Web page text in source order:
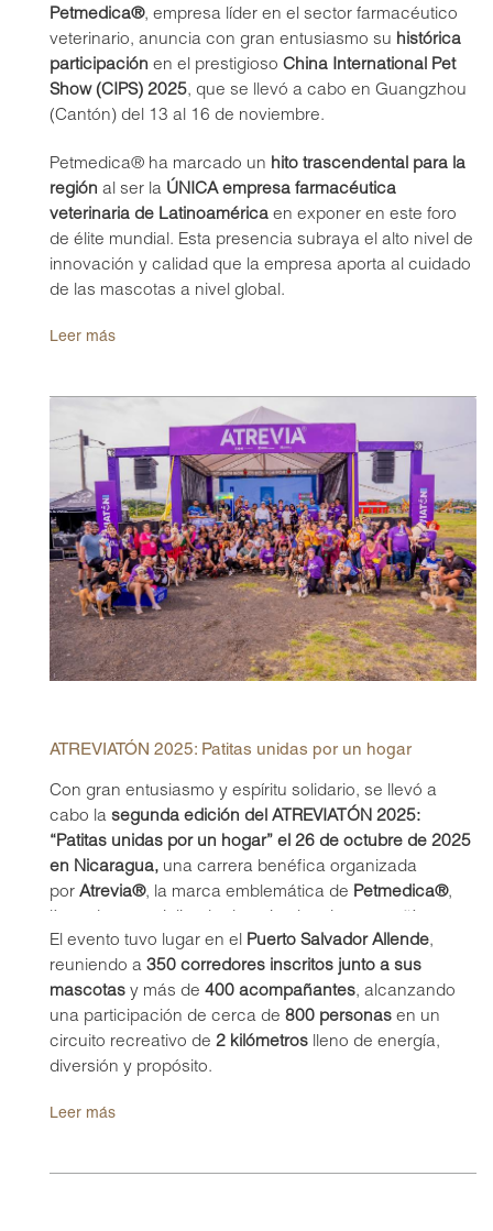
Petmedica®, empresa líder en el sector farmacéutico
veterinario, anuncia con gran entusiasmo su histórica
participación en el prestigioso China International Pet
Show (CIPS) 2025, que se llevó a cabo en Guangzhou
(Cantón) del 13 al 16 de noviembre.
Petmedica® ha marcado un hito trascendental para la
región al ser la ÚNICA empresa farmacéutica
veterinaria de Latinoamérica en exponer en este foro
de élite mundial. Esta presencia subraya el alto nivel de
innovación y calidad que la empresa aporta al cuidado
de las mascotas a nivel global.
Leer más
ATREVIATÓN 2025: Patitas unidas por un hogar
Con gran entusiasmo y espíritu solidario, se llevó a
cabo la segunda edición del ATREVIATÓN 2025:
“Patitas unidas por un hogar” el 26 de octubre de 2025
en Nicaragua, una carrera benéfica organizada
por Atrevia®, la marca emblemática de Petmedica®,
deAgrovet Market. Una jornada donde la solidaridad y
el amor por los animales se unieron por una gran
causa.
El evento tuvo lugar en el Puerto Salvador Allende,
reuniendo a 350 corredores inscritos junto a sus
mascotas y más de 400 acompañantes, alcanzando
una participación de cerca de 800 personas en un
circuito recreativo de 2 kilómetros lleno de energía,
diversión y propósito.
Leer más